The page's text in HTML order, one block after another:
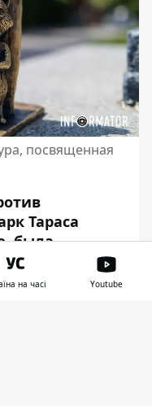
посвященная
Тараса
была
16 в городе.
писателю,
на часі Youtube